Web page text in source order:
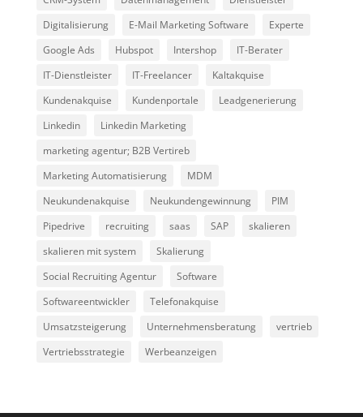
Digitalisierung
E-Mail Marketing Software
Experte
Google Ads
Hubspot Intershop
IT-Berater
IT-Dienstleister
IT-Freelancer
Kaltakquise
Kundenakquise
Kundenportale
Leadgenerierung
Linkedin
Linkedin Marketing
marketing agentur; B2B Vertireb
Marketing Automatisierung
MDM
Neukundenakquise
Neukundengewinnung
PIM
Pipedrive
recruiting saas SAP
skalieren
skalieren mit system
Skalierung
Social Recruiting Agentur
Software
Softwareentwickler
Telefonakquise
Umsatzsteigerung
Unternehmensberatung
vertrieb
Vertriebsstrategie
Werbeanzeigen